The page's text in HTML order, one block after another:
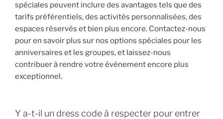
spéciales peuvent inclure des avantages tels que des
tarifs préférentiels, des activités personnalisées, des
espaces réservés et bien plus encore. Contactez-nous
pour en savoir plus sur nos options spéciales pour les
anniversaires et les groupes, et laissez-nous
contribuer à rendre votre événement encore plus
exceptionnel.
Y a-t-il un dress code à respecter pour entrer